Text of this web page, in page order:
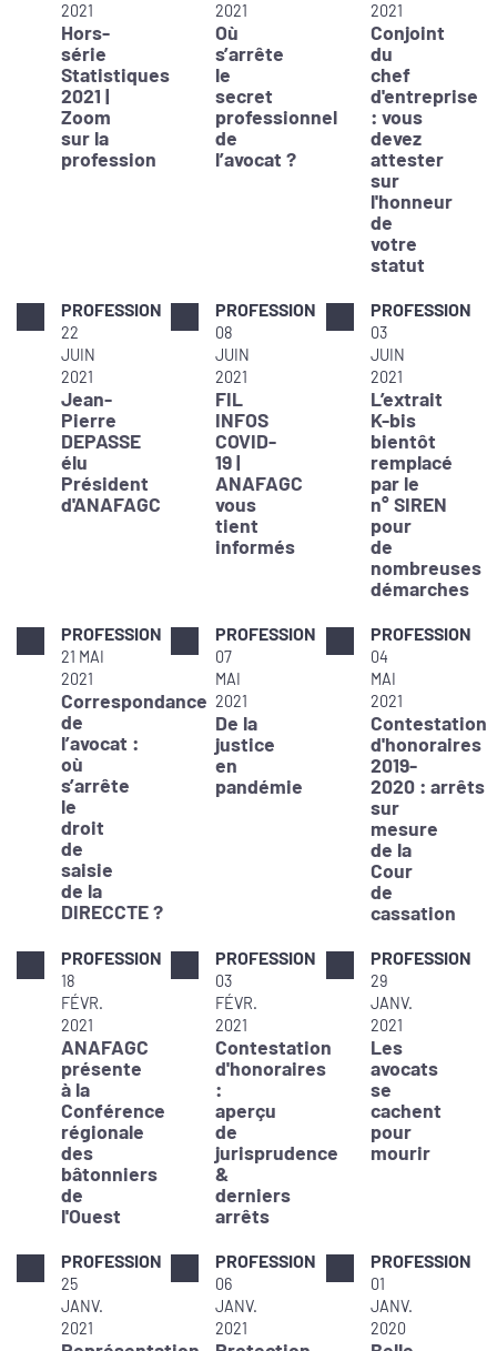
2021
Hors-
série
Statistiques
2021 |
Zoom
sur la
profession
2021
Où
s’arrête
le
secret
professionnel
de
l’avocat ?
2021
Conjoint
du
chef
d'entreprise
: vous
devez
attester
sur
l'honneur
de
votre
statut
PROFESSION
22
JUIN
2021
Jean-
Pierre
DEPASSE
élu
Président
d'ANAFAGC
PROFESSION
08
JUIN
2021
FIL
INFOS
COVID-
19 |
ANAFAGC
vous
tient
informés
PROFESSION
03
JUIN
2021
L’extrait
K-bis
bientôt
remplacé
par le
n° SIREN
pour
de
nombreuses
démarches
PROFESSION
21 MAI
2021
Correspondance
de
l’avocat :
où
s’arrête
le
droit
de
saisie
de la
DIRECCTE ?
PROFESSION
07
MAI
2021
De la
justice
en
pandémie
PROFESSION
04
MAI
2021
Contestation
d'honoraires
2019-
2020 : arrêts
sur
mesure
de la
Cour
de
cassation
PROFESSION
18
FÉVR.
2021
ANAFAGC
présente
à la
Conférence
régionale
des
bâtonniers
de
l'Ouest
PROFESSION
03
FÉVR.
2021
Contestation
d'honoraires
:
aperçu
de
jurisprudence
&
derniers
arrêts
PROFESSION
29
JANV.
2021
Les
avocats
se
cachent
pour
mourir
PROFESSION
25
JANV.
2021
PROFESSION
06
JANV.
2021
PROFESSION
01
JANV.
2020